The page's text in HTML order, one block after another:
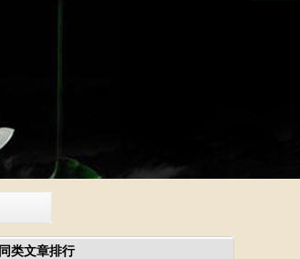
同类文章排行